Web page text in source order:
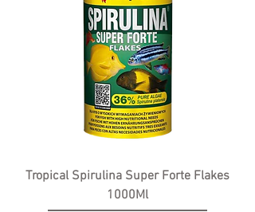
Tropical Spirulina Super Forte Flakes
1000Ml